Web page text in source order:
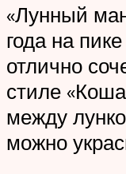
«Лунный
года на
отлично
стиле
между
можно